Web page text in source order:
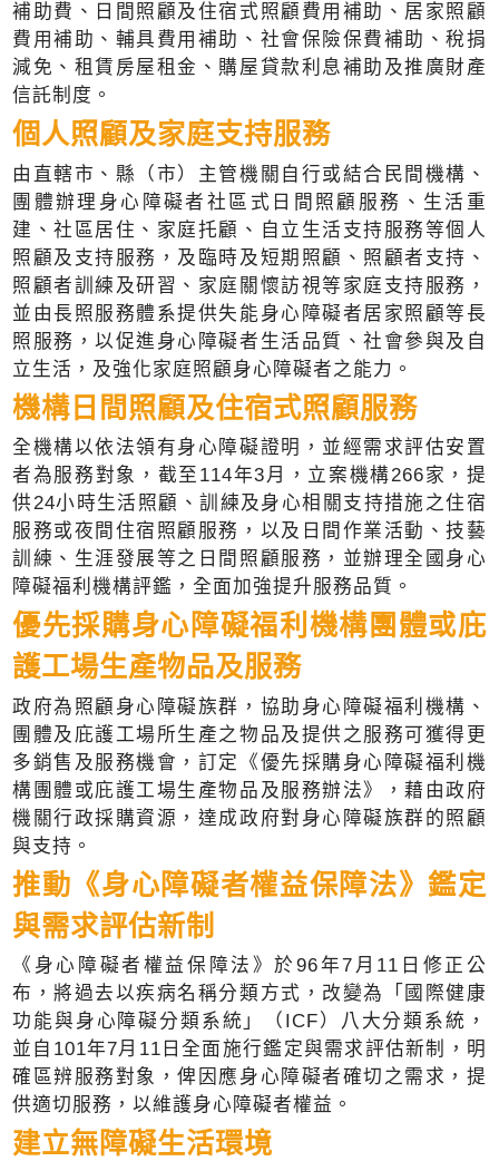
補助費、日間照顧及住宿式照顧費用補助、居家照顧
費用補助、輔具費用補助、社會保險保費補助、稅捐
減免、租賃房屋租金、購屋貸款利息補助及推廣財產
信託制度。
個人照顧及家庭支持服務
由直轄市、縣（市）主管機關自行或結合民間機構、
團體辦理身心障礙者社區式日間照顧服務、生活重
建、社區居住、家庭托顧、自立生活支持服務等個人
照顧及支持服務，及臨時及短期照顧、照顧者支持、
照顧者訓練及研習、家庭關懷訪視等家庭支持服務，
並由長照服務體系提供失能身心障礙者居家照顧等長
照服務，以促進身心障礙者生活品質、社會參與及自
立生活，及強化家庭照顧身心障礙者之能力。
機構日間照顧及住宿式照顧服務
全機構以依法領有身心障礙證明，並經需求評估安置
者為服務對象，截至114年3月，立案機構266家，提
供24小時生活照顧、訓練及身心相關支持措施之住宿
服務或夜間住宿照顧服務，以及日間作業活動、技藝
訓練、生涯發展等之日間照顧服務，並辦理全國身心
障礙福利機構評鑑，全面加強提升服務品質。
優先採購身心障礙福利機構團體或庇
護工場生產物品及服務
政府為照顧身心障礙族群，協助身心障礙福利機構、
團體及庇護工場所生產之物品及提供之服務可獲得更
多銷售及服務機會，訂定《優先採購身心障礙福利機
構團體或庇護工場生產物品及服務辦法》，藉由政府
機關行政採購資源，達成政府對身心障礙族群的照顧
與支持。
推動《身心障礙者權益保障法》鑑定
與需求評估新制
《身心障礙者權益保障法》於96年7月11日修正公
布，將過去以疾病名稱分類方式，改變為「國際健康
功能與身心障礙分類系統」（ICF）八大分類系統，
並自101年7月11日全面施行鑑定與需求評估新制，明
確區辨服務對象，俾因應身心障礙者確切之需求，提
供適切服務，以維護身心障礙者權益。
建立無障礙生活環境